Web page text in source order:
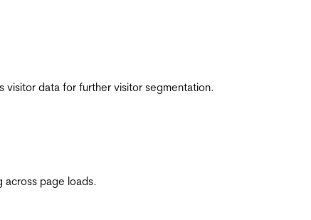
data for further visitor segmentation.
across page loads.